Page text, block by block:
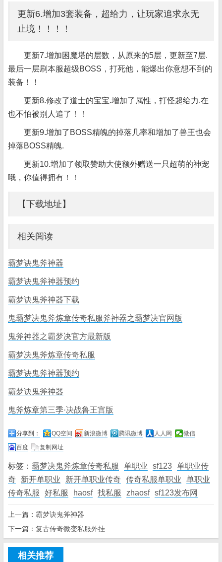
更新6.增加3套装备，超给力，让玩家追求永无
止境！！！！
更新7.增加困魔塔的层数，从原来的5层，更新至7层.
最后一层刷本服超级BOSS，打死他，能爆出你意想不到的
装备！！
更新8.修改了道士的宝宝.增加了属性，打怪超给力.在
也不怕被别人追了！！
更新9.增加了BOSS精魄的掉落几率和增加了兽王也会
掉落BOSS精魄.
更新10.增加了领取赞助大使额外赠送一只超萌的神宠
哦，你值得拥有！！
【下载地址】
相关阅读
霸梦诀鬼斧神器
霸梦诀鬼斧神器预约
霸梦诀鬼斧神器下载
鬼霸梦决鬼斧炼章传奇私服斧神器之霸梦决官网版
鬼斧神器之霸梦决官方最新版
霸梦决鬼斧炼章传奇私服
霸梦诀鬼斧神器预约
霸梦诀鬼斧神器
鬼斧炼章第三季·决战鲁王宫版
分享到： QQ空间 新浪微博 腾讯微博 人人网
微信
百度
复制网址
标签： 霸梦决鬼斧炼章传奇私服 单职业 sf123 单职业传
奇
新开单职业 新开单职业传奇 传奇私服单职业
单职业
传奇私服
好私服 haosf 找私服 zhaosf sf123发布网
上一篇： 霸梦诀鬼斧神器
下一篇： 复古传奇微变私服外挂
相关推荐